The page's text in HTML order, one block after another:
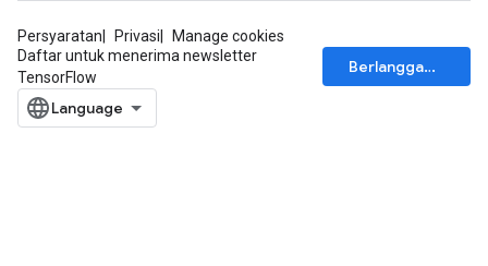
Persyaratan Privasi
Manage cookies
Daftar untuk menerima newsletter
TensorFlow
Berlangganan